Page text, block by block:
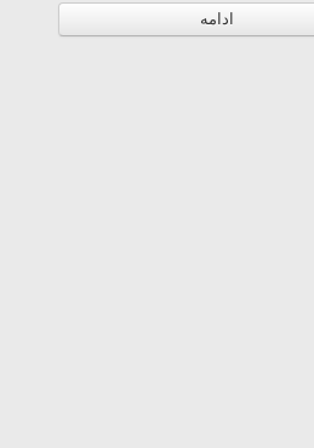
ادامه